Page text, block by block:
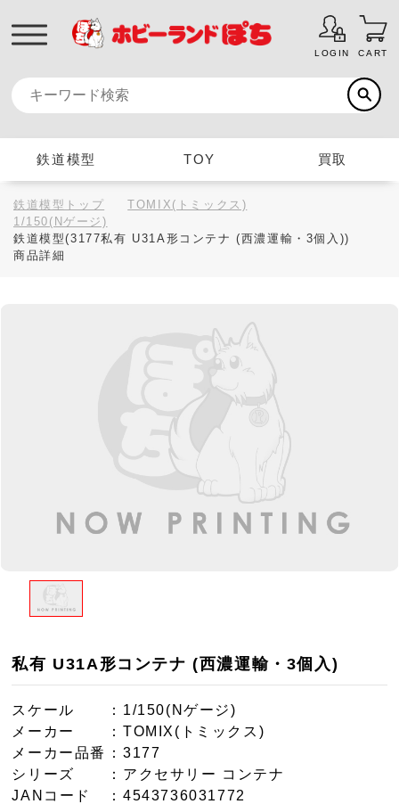
LOGIN CART
鉄道模型 TOY 買取
鉄道模型トップ
TOMIX(トミックス)
1/150(Nゲージ)
鉄道模型(3177私有 U31A形コンテナ (西濃運輸・3個入))
商品詳細
私有 U31A形コンテナ (西濃運輸・3個入)
スケール
：1/150(Nゲージ)
メーカー
：TOMIX(トミックス)
メーカー品番
：3177
シリーズ
：アクセサリー コンテナ
JANコード
：4543736031772